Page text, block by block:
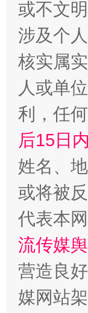
完善运行
东山县通报“
或不文
涉及个
核实属
人或单
利，任
后15日
姓名、
或将被
代表本
流传媒
营造良
媒网站